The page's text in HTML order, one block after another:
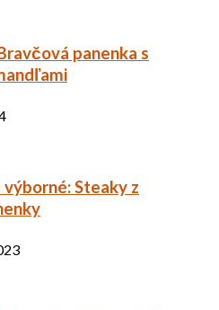
panenka s
Steaky z